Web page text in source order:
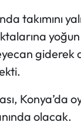
takımını
olacak.